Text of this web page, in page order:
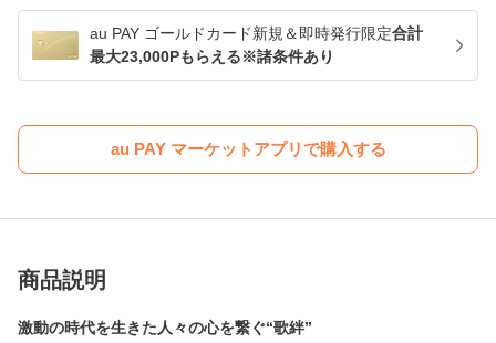
au PAY ゴールドカード新規＆即時発行限定合計
最大23,000Pもらえる※諸条件あり
au PAY マーケットアプリで購入する
商品説明
激動の時代を生きた人々の心を繋ぐ“歌絆”